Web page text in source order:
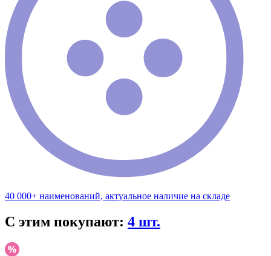
40 000+ наименований, актуальное наличие на складе
С этим покупают: 4 шт.